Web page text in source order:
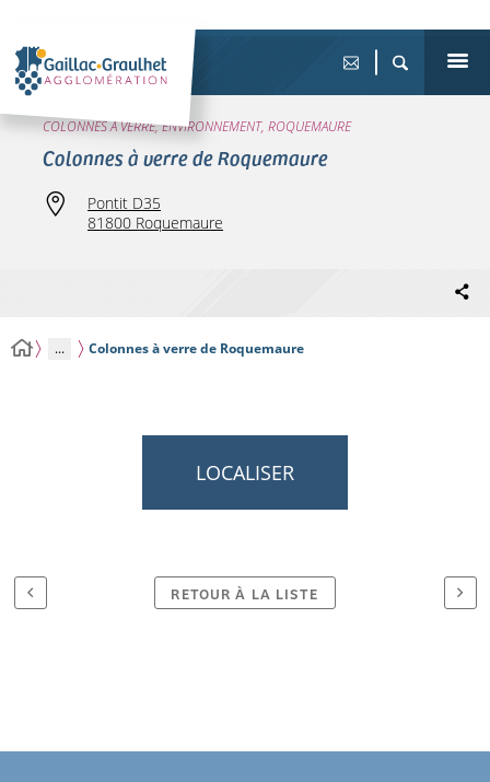
COLONNES À VERRE, ENVIRONNEMENT, ROQUEMAURE
Colonnes à verre de Roquemaure
Pontit D35
81800 Roquemaure
... Colonnes à verre de Roquemaure
LOCALISER
RETOUR À LA LISTE